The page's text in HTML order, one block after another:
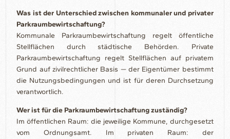
Was ist der Unterschied zwischen kommunaler und privater
Parkraumbewirtschaftung?
Kommunale Parkraumbewirtschaftung regelt öffentliche
Stellflächen durch städtische Behörden. Private
Parkraumbewirtschaftung regelt Stellflächen auf privatem
Grund auf zivilrechtlicher Basis — der Eigentümer bestimmt
die Nutzungsbedingungen und ist für deren Durchsetzung
verantwortlich.
Wer ist für die Parkraumbewirtschaftung zuständig?
Im öffentlichen Raum: die jeweilige Kommune, durchgesetzt
vom Ordnungsamt. Im privaten Raum: der